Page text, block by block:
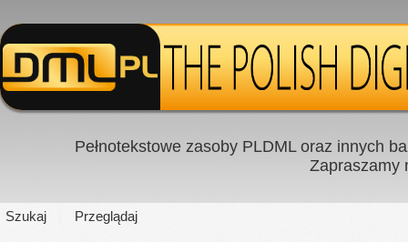
Pełnotekstowe zasoby PLDML oraz innych
Zapraszamy
Szukaj Przeglądaj